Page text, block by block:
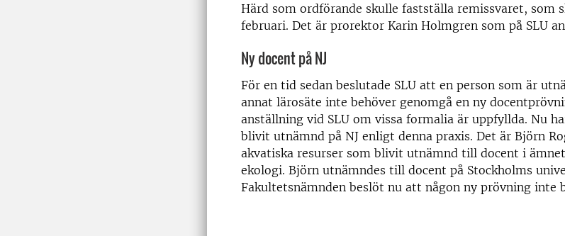
Härd som ordförande skulle fastställa remissvaret, som
februari. Det är prorektor Karin Holmgren som på SLU
Ny docent på NJ
För en tid sedan beslutade SLU att en person som är
annat lärosäte inte behöver genomgå en ny
anställning vid SLU om vissa formalia är uppfyllda. Nu
blivit utnämnd på NJ enligt denna praxis. Det är Björn
akvatiska resurser som blivit utnämnd till docent i
ekologi. Björn utnämndes till docent på Stockholms
Fakultetsnämnden beslöt nu att någon ny prövning inte